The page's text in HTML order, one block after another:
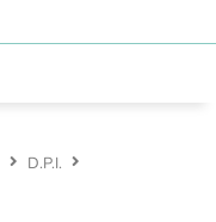
D.P.I.